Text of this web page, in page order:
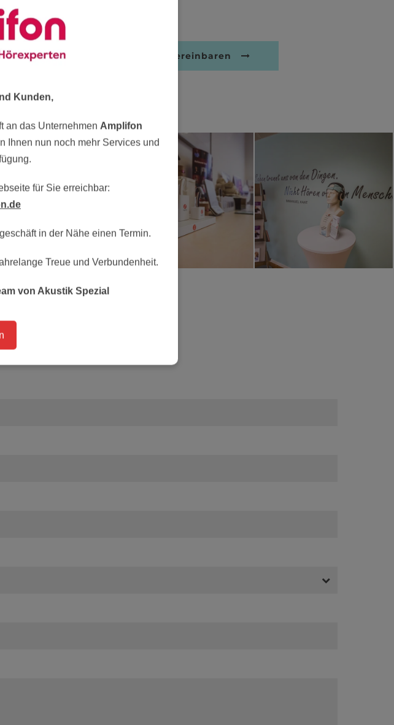
Jetzt Termin vereinbaren
Kunden,
an das Unternehmen Amplifon
Ihnen nun noch mehr Services und
für Sie erreichbar:
in der Nähe einen Termin.
Treue und Verbundenheit.
von Akustik Spezial